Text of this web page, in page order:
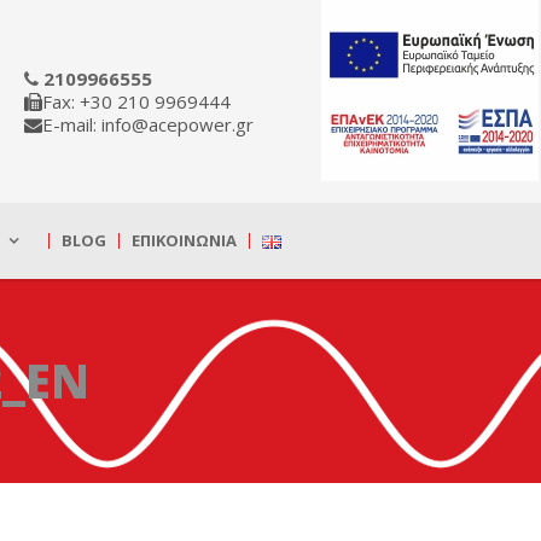
2109966555
Fax: +30 210 9969444
E-mail: info@acepower.gr
BLOG ΕΠΙΚΟΙΝΩΝΊΑ